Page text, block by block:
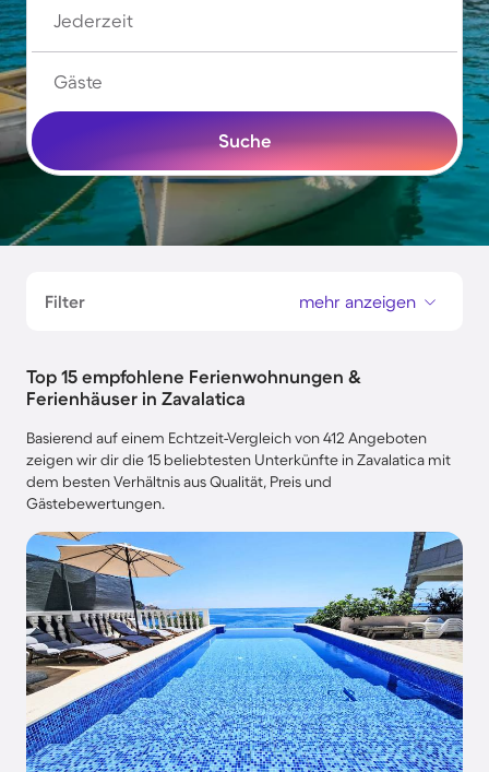
Jederzeit
Gäste
Suche
Filter mehr anzeigen
Top 15 empfohlene Ferienwohnungen &
Ferienhäuser in Zavalatica
Basierend auf einem Echtzeit-Vergleich von 412 Angeboten
zeigen wir dir die 15 beliebtesten Unterkünfte in Zavalatica mit
dem besten Verhältnis aus Qualität, Preis und
Gästebewertungen.